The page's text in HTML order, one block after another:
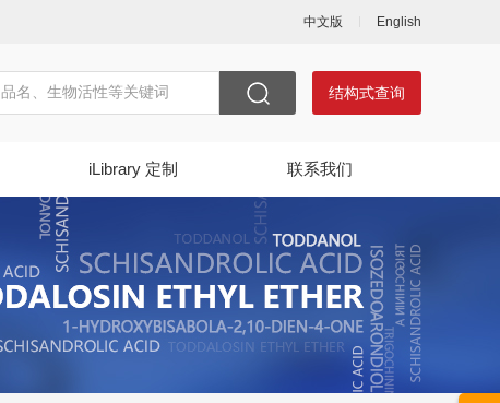
中文版 English
结构式查询
iLibrary 定制 联系我们